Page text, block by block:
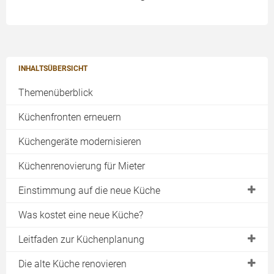
INHALTSÜBERSICHT
Themenüberblick
Küchenfronten erneuern
Küchengeräte modernisieren
Küchenrenovierung für Mieter
Einstimmung auf die neue Küche
Trends bei der Küchenplanung
Küchenrenovierung bei Mietverhältnis
Was kostet eine neue Küche?
Leitfaden zur Küchenplanung
Planungsschritt 1: Küchenaufmaß
Die alte Küche renovieren